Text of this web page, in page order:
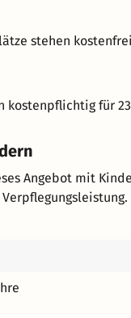
stehen
kostenpflichtig für
Angebot mit